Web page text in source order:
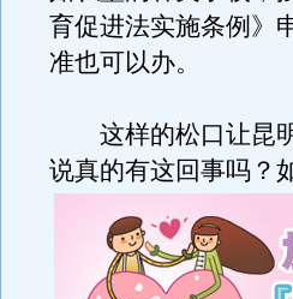
育促进法实施条例》
准也可以办。
这样的松口让昆明
说真的有这回事吗？